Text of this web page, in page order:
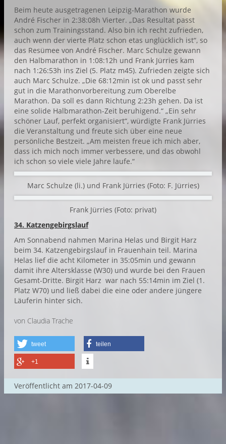
Beim heute ausgetragenen Leipzig-Marathon wurde
André Fischer in 2:38:08h Vierter. „Das Resultat passt
schon zum Trainingsstand. Also bin ich recht zufrieden,
auch wenn der vierte Platz schon etas unglücklich ist“, so
das Resümee von André Fischer. Marc Schulze gewann
den Halbmarathon in 1:08:12h und Frank Jürries kam
nach 1:26:53h ins Ziel (5. Platz m45). Zufrieden zeigte sich
auch Marc Schulze. „Die 68:12min ist ok und passt sehr
gut in die Marathonvorbereitung zum Oberelbe
Marathon. Da soll es dann Richtung 2:23h gehen. Da ist
eine solide Halbmarathon-Zeit beruhigend.“ „Ein sehr
schöner Lauf, perfekt organisiert“, würdigte Frank Jürries
die Veranstaltung und freute sich über eine neue
persönliche Bestzeit. „Am meisten freue ich mich aber,
dass ich mich noch immer verbessere, und das obwohl
ich schon so viele viele Jahre laufe.“
Marc Schulze (li.) und Frank Jürries (Foto: F. Jürries)
Frank Jürries (Foto: privat)
34. Katzengebirgslauf
Am Sonnabend nahmen Marina Helas und Birgit Harz
beim 34. Katzengebirgslauf in Frauenhain teil. Marina
Helas lief die acht Kilometer in 35:05min und gewann
damit ihre Altersklasse (W30) und wurde bei den Frauen
Gesamt-Dritte. Birgit Harz war nach 55:14min im Ziel (1.
Platz W70) und ließ dabei die eine oder andere jüngere
Läuferin hinter sich.
von Claudia Trache
tweet teilen
+1
Veröffentlicht am 2017-04-09